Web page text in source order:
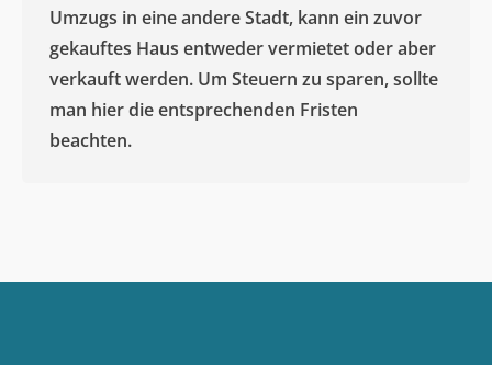
Umzugs in eine andere Stadt, kann ein zuvor
gekauftes Haus entweder vermietet oder aber
verkauft werden. Um Steuern zu sparen, sollte
man hier die entsprechenden Fristen
beachten.